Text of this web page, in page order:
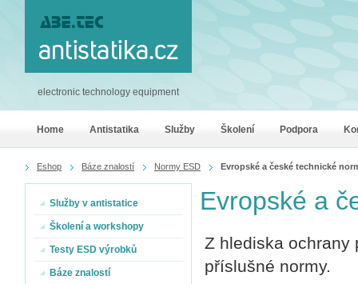
Eshop Báze znalostí Normy ESD Evropské a české technické
Evropské a
Z hlediska ochrany
příslušné normy.
Služby v antistatice
Školení a workshopy
Testy ESD výrobků
Báze znalostí
electronic technology equipment
Home Antistatika Služby Školení Podpora